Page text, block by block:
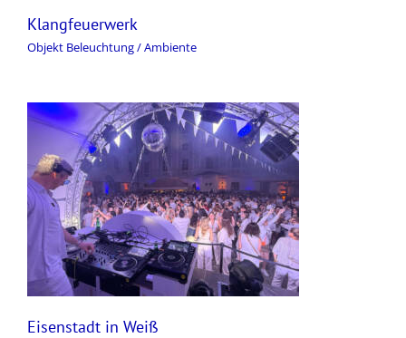
Klangfeuerwerk
Objekt Beleuchtung / Ambiente
Eisenstadt in Weiß